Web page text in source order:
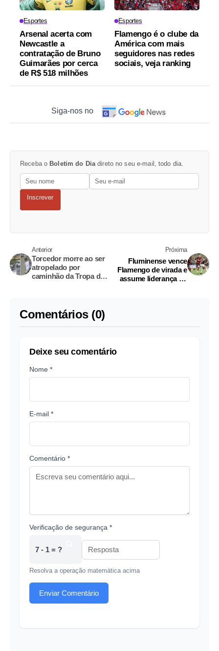
Esportes
Arsenal acerta com
Newcastle a
contratação de Bruno
Guimarães por cerca
de R$ 518 milhões
Esportes
Flamengo é o clube da
América com mais
seguidores nas redes
sociais, veja ranking
Siga-nos no
Receba o Boletim do Dia direto no seu e-mail, todo dia.
Inscrever
Anterior
Torcedor morre ao ser
atropelado por
caminhão da Tropa de
Próxima
Fluminense vence
Flamengo de virada e
assume liderança do
Comentários (0)
Deixe seu comentário
Nome *
E-mail *
Comentário *
Verificação de segurança *
7 - 1 = ?
Resolva a operação matemática acima
Enviar Comentário